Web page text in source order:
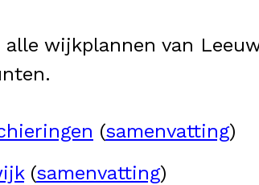
alle wijkplannen van
(samenvatting)
(samenvatting)